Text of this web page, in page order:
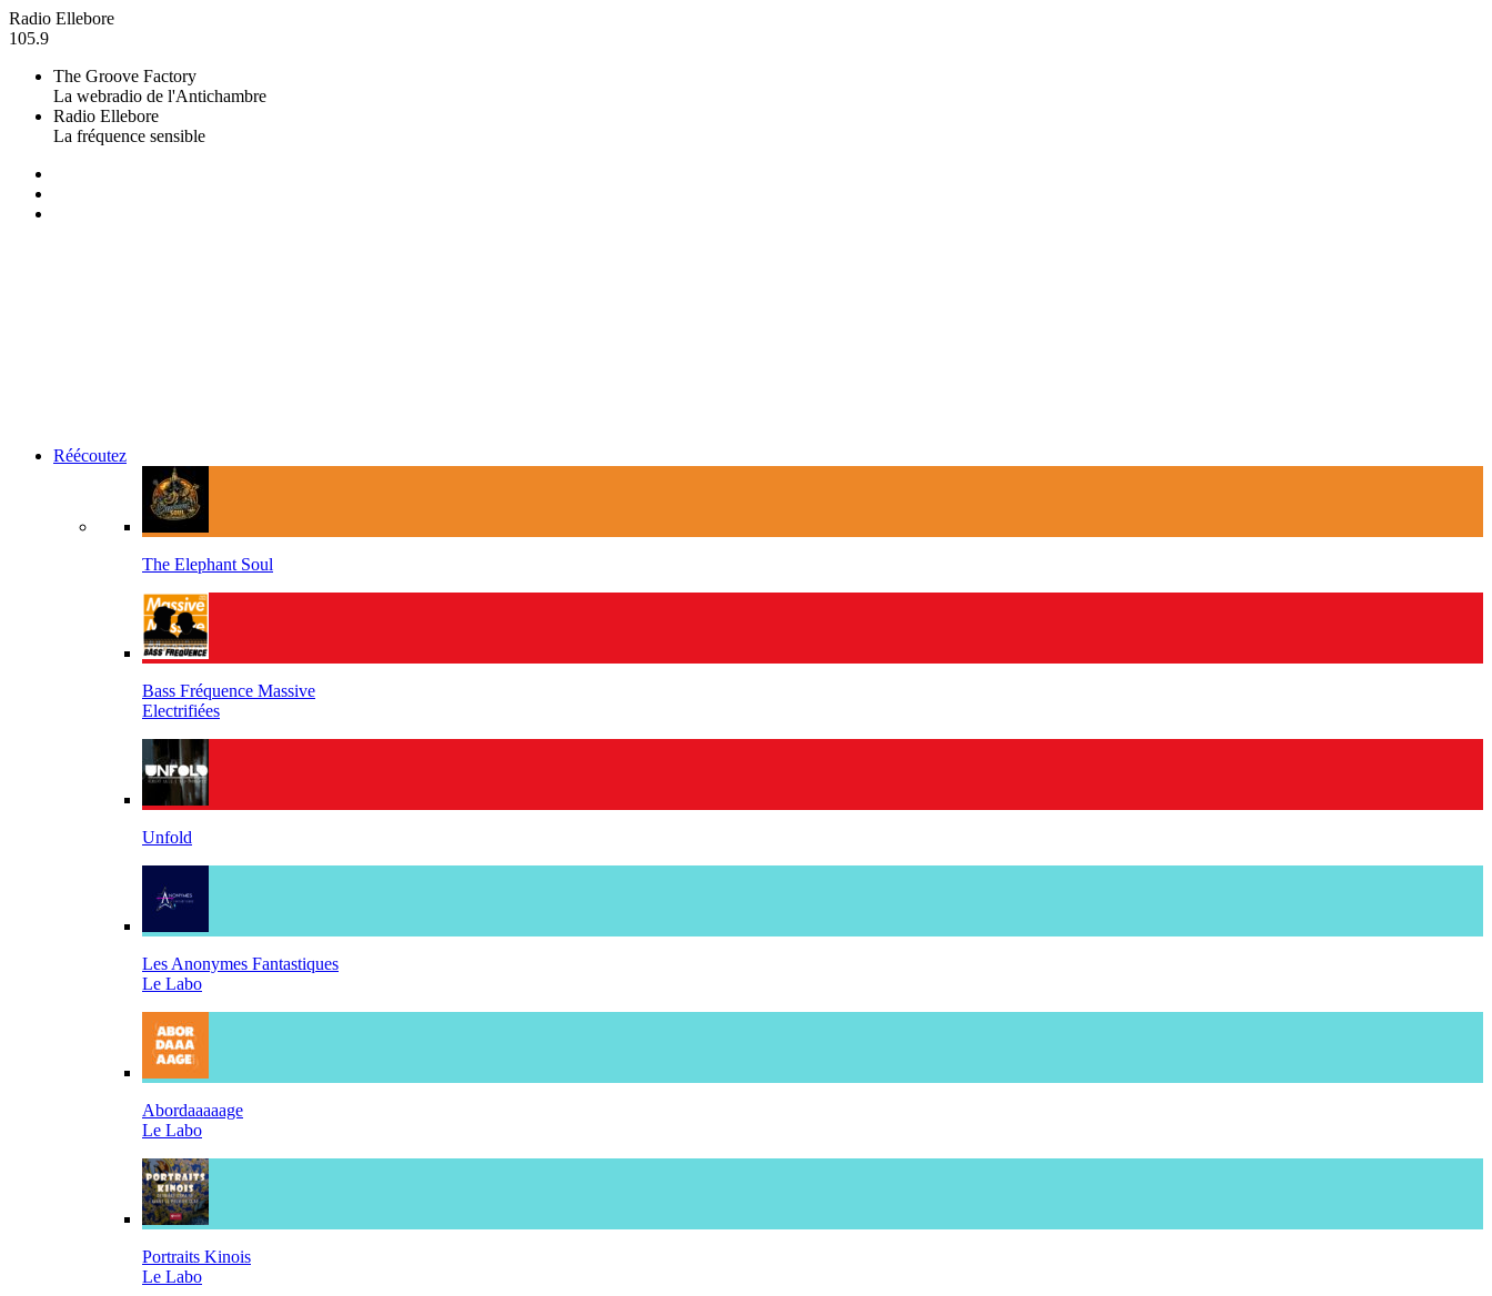
Radio Ellebore
105.9
The Groove Factory
La webradio de l'Antichambre
Radio Ellebore
La fréquence sensible
Réécoutez
The Elephant Soul
Bass Fréquence Massive
Electrifiées
Unfold
Les Anonymes Fantastiques
Le Labo
Abordaaaaage
Le Labo
Portraits Kinois
Le Labo